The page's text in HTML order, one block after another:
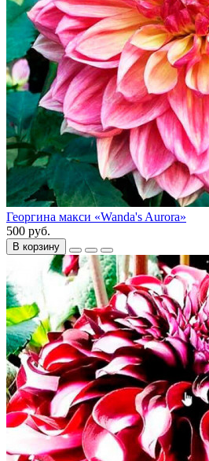
Георгина макси «Wanda's Aurora»
500 руб.
В корзину